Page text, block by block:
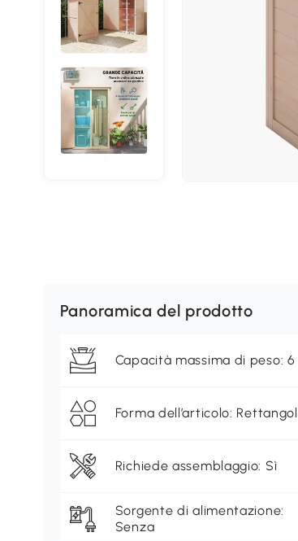
Panoramica del prodotto
Capacità massima di peso: 6
Forma dell’articolo:
Richiede assemblaggio: Sì
Sorgente di alimentazione:
Senza